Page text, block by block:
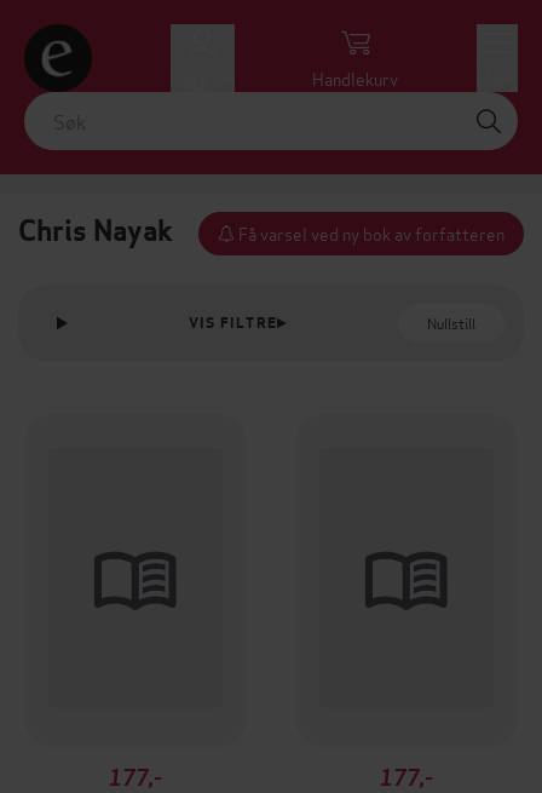
Handlekurv
Chris Nayak Få varsel ved ny bok av forfatteren
VIS FILTRE Nullstill
177,-
177,-